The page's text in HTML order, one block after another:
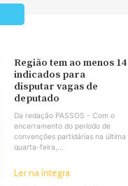
Região tem ao menos 14
indicados para
disputar vagas de
deputado
Da redação PASSOS - Com o
encerramento do período de
convenções partidárias na última
quarta-feira,...
Ler na íntegra